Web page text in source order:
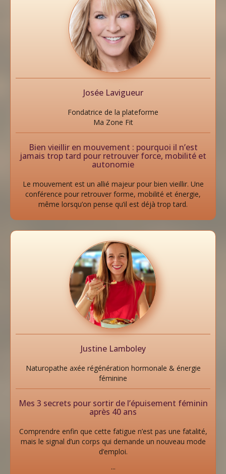
Josée Lavigueur
Fondatrice de la plateforme
Ma Zone Fit
Bien vieillir en mouvement : pourquoi il n’est
jamais trop tard pour retrouver force, mobilité et
autonomie
Le mouvement est un allié majeur pour bien vieillir. Une
conférence pour retrouver forme, mobilité et énergie,
même lorsqu’on pense qu’il est déjà trop tard.
Justine Lamboley
Naturopathe axée régénération hormonale & énergie
féminine
Mes 3 secrets pour sortir de l’épuisement féminin
après 40 ans
Comprendre enfin que cette fatigue n’est pas une fatalité,
mais le signal d’un corps qui demande un nouveau mode
d’emploi.
...